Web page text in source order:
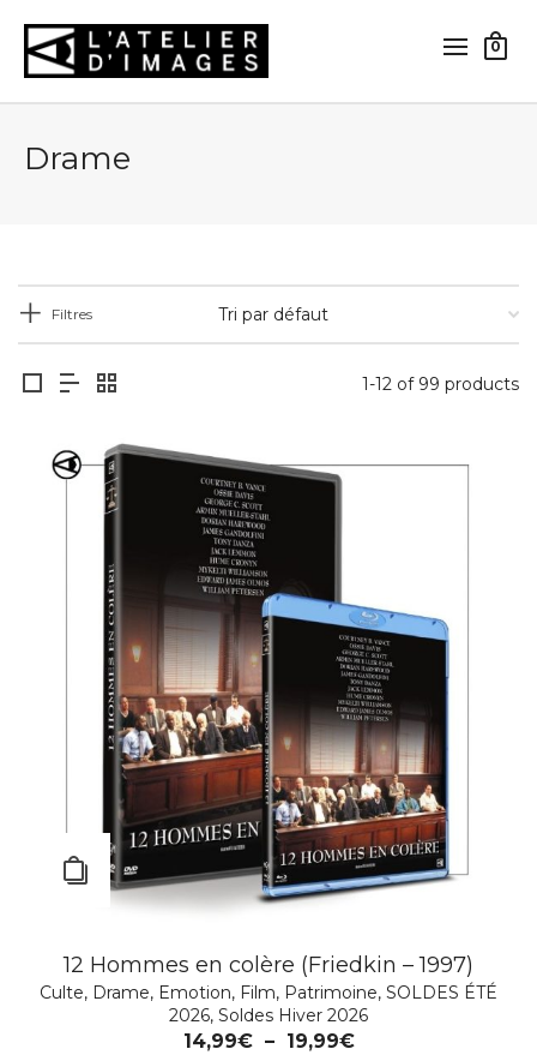
0
Drame
Filtres
1-12 of 99 products
12 Hommes en colère (Friedkin – 1997)
Culte, Drame, Emotion, Film, Patrimoine, SOLDES ÉTÉ
2026, Soldes Hiver 2026
14,99€ – 19,99€
BAPTISTE SAISON 1
Drame,Policier,Série TV,Thriller
19,99€